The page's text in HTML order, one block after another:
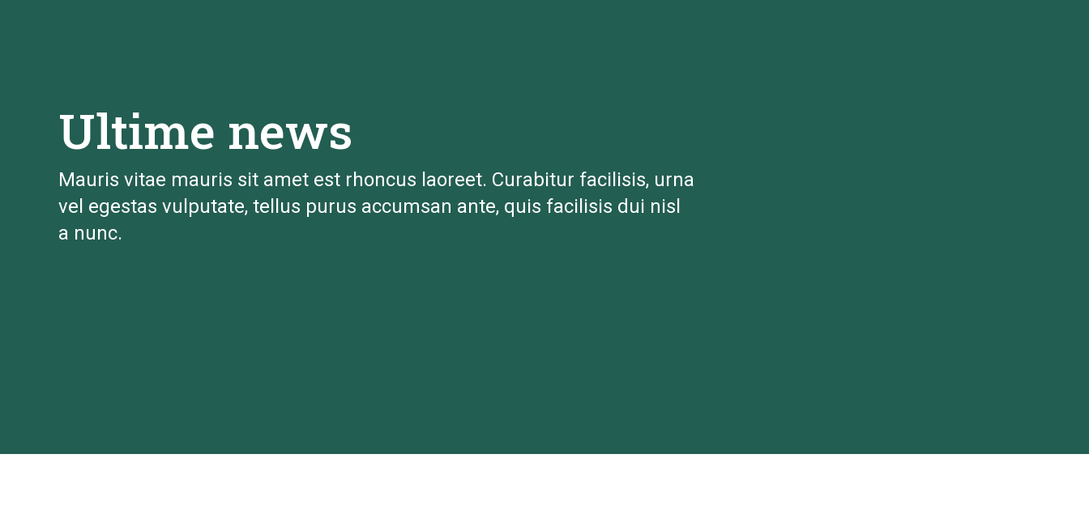
Ultime news
Mauris vitae mauris sit amet est rhoncus laoreet. Curabitur facilisis, urna
vel egestas vulputate, tellus purus accumsan ante, quis facilisis dui nisl
a nunc.